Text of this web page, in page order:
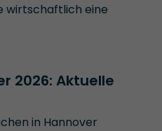
wirtschaftlich eine
2026: Aktuelle
in Hannover